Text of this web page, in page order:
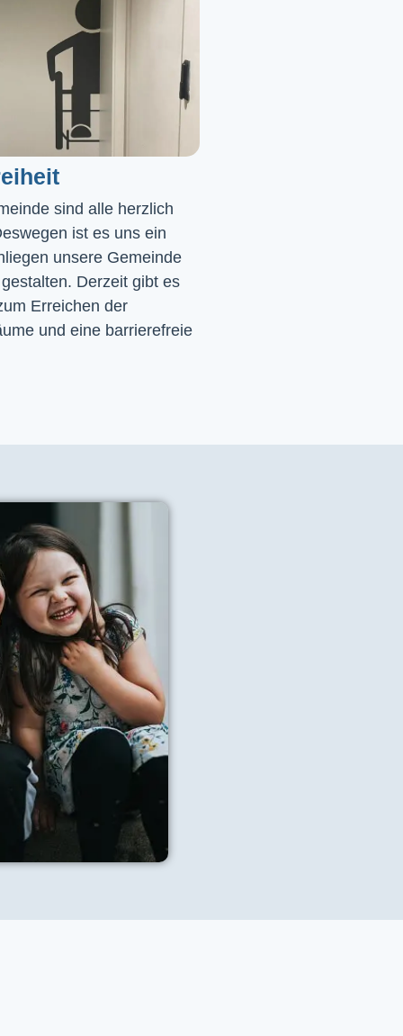
sind alle herzlich
ist es uns ein
unsere Gemeinde
Derzeit gibt es
Erreichen der
und eine barrierefreie